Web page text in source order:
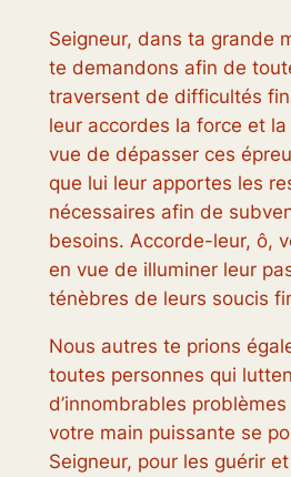
Seigneur, dans ta grande
te demandons afin de
traversent de difficultés
leur accordes la force et
vue de dépasser ces
que lui leur apportes les
nécessaires afin de
besoins. Accorde-leur, ô,
en vue de illuminer leur
ténèbres de leurs soucis
Nous autres te prions
toutes personnes qui
d’innombrables
votre main puissante se
Seigneur, pour les guérir